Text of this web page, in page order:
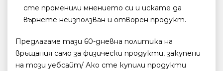
сте променили мнението си и искате да
върнете неизползван и отворен продукт.
Предлагаме тази 60-дневна политика на
връщания само за физически продукти, закупени
на този уебсайт/ Ако сте купили продукти